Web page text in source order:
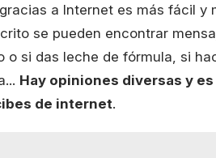
a Internet es más fácil y
se pueden encontrar
o si das leche de fórmula, si
Hay opiniones diversas y
de internet.